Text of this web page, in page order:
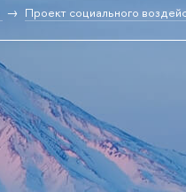
Проект социального